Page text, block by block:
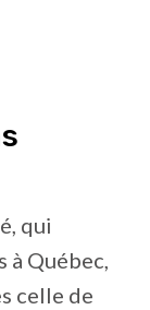
qui
à Québec,
celle de